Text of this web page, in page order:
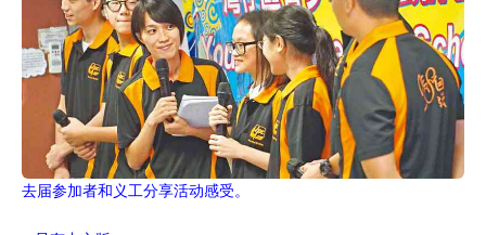
去届参加者和义工分享活动感受。